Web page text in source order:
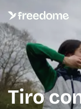
Tiro